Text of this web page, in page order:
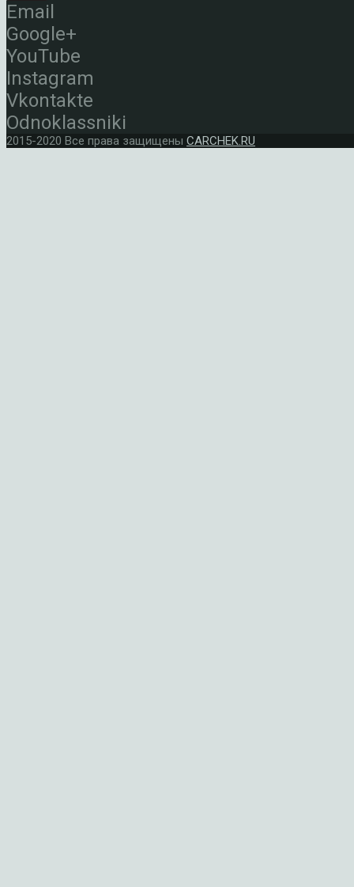
Email
Google+
YouTube
Instagram
Vkontakte
Odnoklassniki
2015-2020 Все права защищены CARCHEK.RU